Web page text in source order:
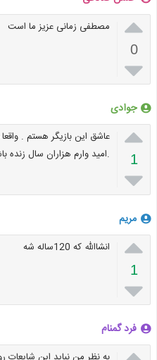

0

مصطفی زمانی عزیز ما است
جوادی

1

عاشق این بازیگر هستم .
.امید وارم هزاران سال زنده
مریم

1

انشاالله که 120ساله شه
فرد گمنام
به نظر من نباید این